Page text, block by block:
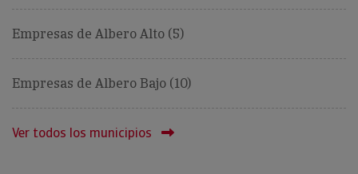
Empresas de Albero Alto (5)
Empresas de Albero Bajo (10)
Ver todos los municipios